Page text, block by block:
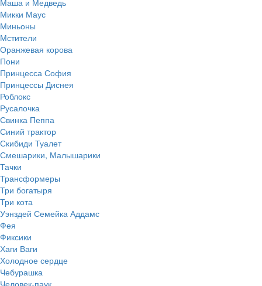
Микки Маус
Миньоны
Мстители
Оранжевая корова
Пони
Принцесса София
Принцессы Диснея
Роблокс
Русалочка
Свинка Пеппа
Синий трактор
Скибиди Туалет
Смешарики, Малышарики
Тачки
Трансформеры
Три богатыря
Три кота
Уэнздей Семейка Аддамс
Фея
Фиксики
Хаги Ваги
Холодное сердце
Чебурашка
Человек-паук